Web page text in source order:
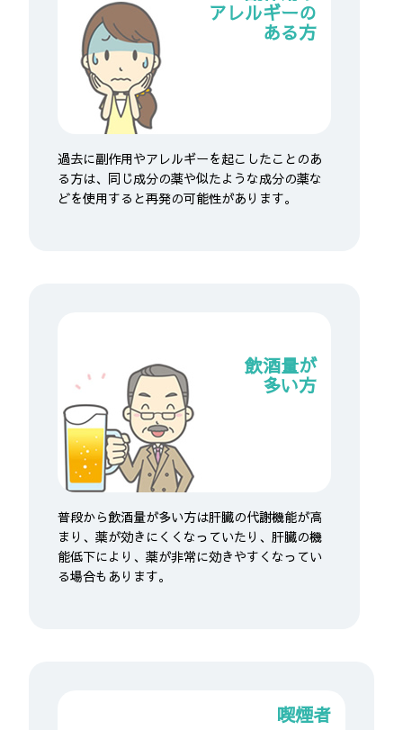
アレルギーの
ある方
過去に副作用やアレルギーを起こしたことのあ
る方は、同じ成分の薬や似たような成分の薬な
どを使用すると再発の可能性があります。
飲酒量が
多い方
普段から飲酒量が多い方は肝臓の代謝機能が高
まり、薬が効きにくくなっていたり、肝臓の機
能低下により、薬が非常に効きやすくなってい
る場合もあります。
喫煙者